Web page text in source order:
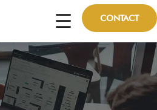
CONTACT